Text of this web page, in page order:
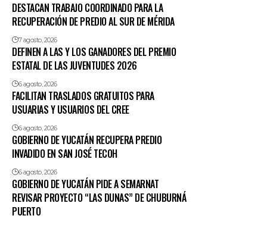
DESTACAN TRABAJO COORDINADO PARA LA
RECUPERACIÓN DE PREDIO AL SUR DE MÉRIDA
7 agosto, 2026
DEFINEN A LAS Y LOS GANADORES DEL PREMIO
ESTATAL DE LAS JUVENTUDES 2026
6 agosto, 2026
FACILITAN TRASLADOS GRATUITOS PARA
USUARIAS Y USUARIOS DEL CREE
6 agosto, 2026
GOBIERNO DE YUCATÁN RECUPERA PREDIO
INVADIDO EN SAN JOSÉ TECOH
6 agosto, 2026
GOBIERNO DE YUCATÁN PIDE A SEMARNAT
REVISAR PROYECTO “LAS DUNAS” DE CHUBURNÁ
PUERTO